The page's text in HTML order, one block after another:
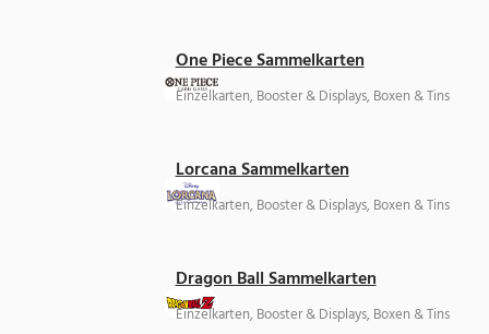
One Piece Sammelkarten
Einzelkarten, Booster & Displays, Boxen & Tins
Lorcana Sammelkarten
Einzelkarten, Booster & Displays, Boxen & Tins
Dragon Ball Sammelkarten
Einzelkarten, Booster & Displays, Boxen & Tins